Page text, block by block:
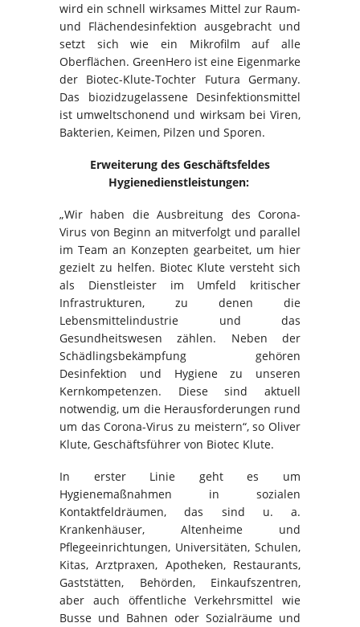
wird ein schnell wirksames Mittel zur Raum-
und Flächendesinfektion ausgebracht und
setzt sich wie ein Mikrofilm auf alle
Oberflächen. GreenHero ist eine Eigenmarke
der Biotec-Klute-Tochter Futura Germany.
Das biozidzugelassene Desinfektionsmittel
ist umweltschonend und wirksam bei Viren,
Bakterien, Keimen, Pilzen und Sporen.
Erweiterung des Geschäftsfeldes
Hygienedienstleistungen:
„Wir haben die Ausbreitung des Corona-
Virus von Beginn an mitverfolgt und parallel
im Team an Konzepten gearbeitet, um hier
gezielt zu helfen. Biotec Klute versteht sich
als Dienstleister im Umfeld kritischer
Infrastrukturen, zu denen die
Lebensmittelindustrie und das
Gesundheitswesen zählen. Neben der
Schädlingsbekämpfung gehören
Desinfektion und Hygiene zu unseren
Kernkompetenzen. Diese sind aktuell
notwendig, um die Herausforderungen rund
um das Corona-Virus zu meistern“, so Oliver
Klute, Geschäftsführer von Biotec Klute.
In erster Linie geht es um
Hygienemaßnahmen in sozialen
Kontaktfeldräumen, das sind u. a.
Krankenhäuser, Altenheime und
Pflegeeinrichtungen, Universitäten, Schulen,
Kitas, Arztpraxen, Apotheken, Restaurants,
Gaststätten, Behörden, Einkaufszentren,
aber auch öffentliche Verkehrsmittel wie
Busse und Bahnen oder Sozialräume und